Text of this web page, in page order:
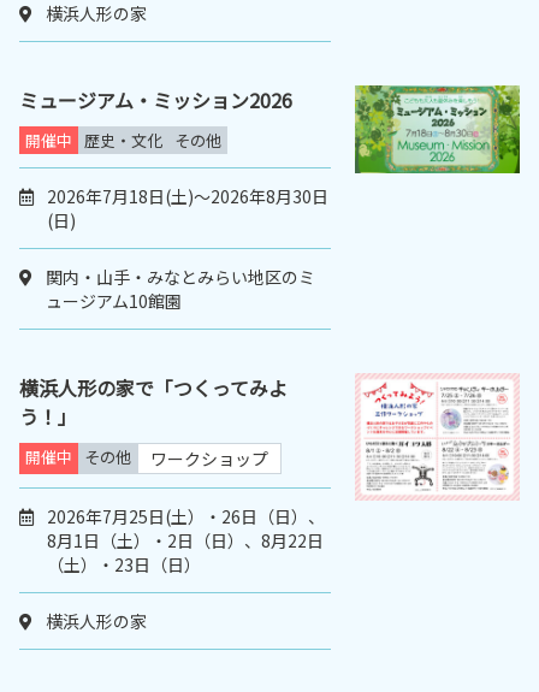
横浜人形の家
ミュージアム・ミッション2026
開催中 歴史・文化 その他
2026年7月18日(土)～2026年8月30日
(日)
関内・山手・みなとみらい地区のミ
ュージアム10館園
横浜人形の家で「つくってみよ
う！」
開催中 その他 ワークショップ
2026年7月25日(土）・26日（日）、
8月1日（土）・2日（日）、8月22日
（土）・23日（日）
横浜人形の家